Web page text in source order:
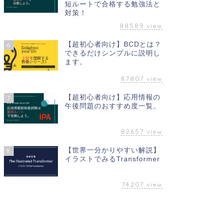
短ルートで合格する勉強法と
対策！
88589 view
6
【超初心者向け】BCDとは？
できるだけシンプルに説明し
ます。
87807 view
7
【超初心者向け】応用情報の
午後問題のおすすめ度一覧。
82657 view
8
【世界一分かりやすい解説】
イラストでみるTransformer
74207 view